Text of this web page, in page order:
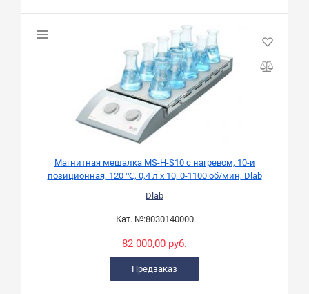
Магнитная мешалка MS-H-S10 с нагревом, 10-и
позиционная, 120 ℃, 0,4 л х 10, 0-1100 об/мин, Dlab
Dlab
Кат. №:8030140000
82 000,00 руб.
Предзаказ